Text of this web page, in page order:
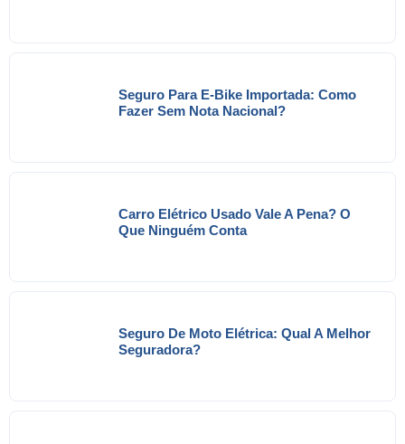
Seguro Para E-Bike Importada: Como
Fazer Sem Nota Nacional?
Carro Elétrico Usado Vale A Pena? O
Que Ninguém Conta
Seguro De Moto Elétrica: Qual A Melhor
Seguradora?